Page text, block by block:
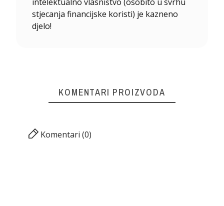
stjecanja financijske koristi) je kazneno
djelo!
KOMENTARI PROIZVODA
Komentari (0)